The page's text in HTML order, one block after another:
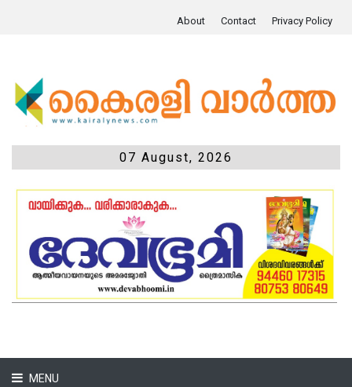
About Contact Privacy Policy
07 August, 2026
MENU